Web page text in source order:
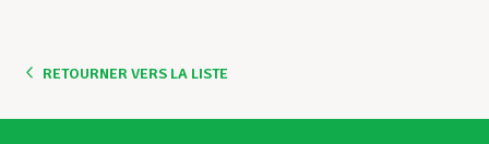
RETOURNER VERS LA LISTE